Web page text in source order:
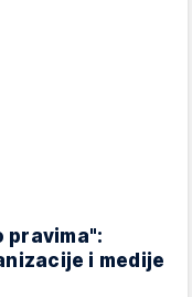
pravima":
i medije